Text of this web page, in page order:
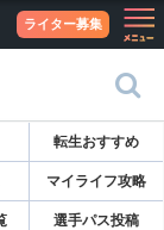
ライター募集
転生おすすめ
マイライフ攻略
選手パス投稿